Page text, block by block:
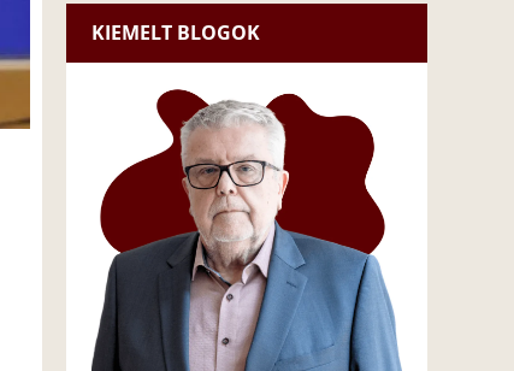
KIEMELT BLOGOK